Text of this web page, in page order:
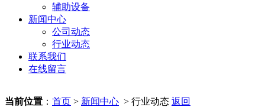
辅助设备
新闻中心
公司动态
行业动态
联系我们
在线留言
当前位置 ： 首页 > 新闻中心 > 行业动态 返回